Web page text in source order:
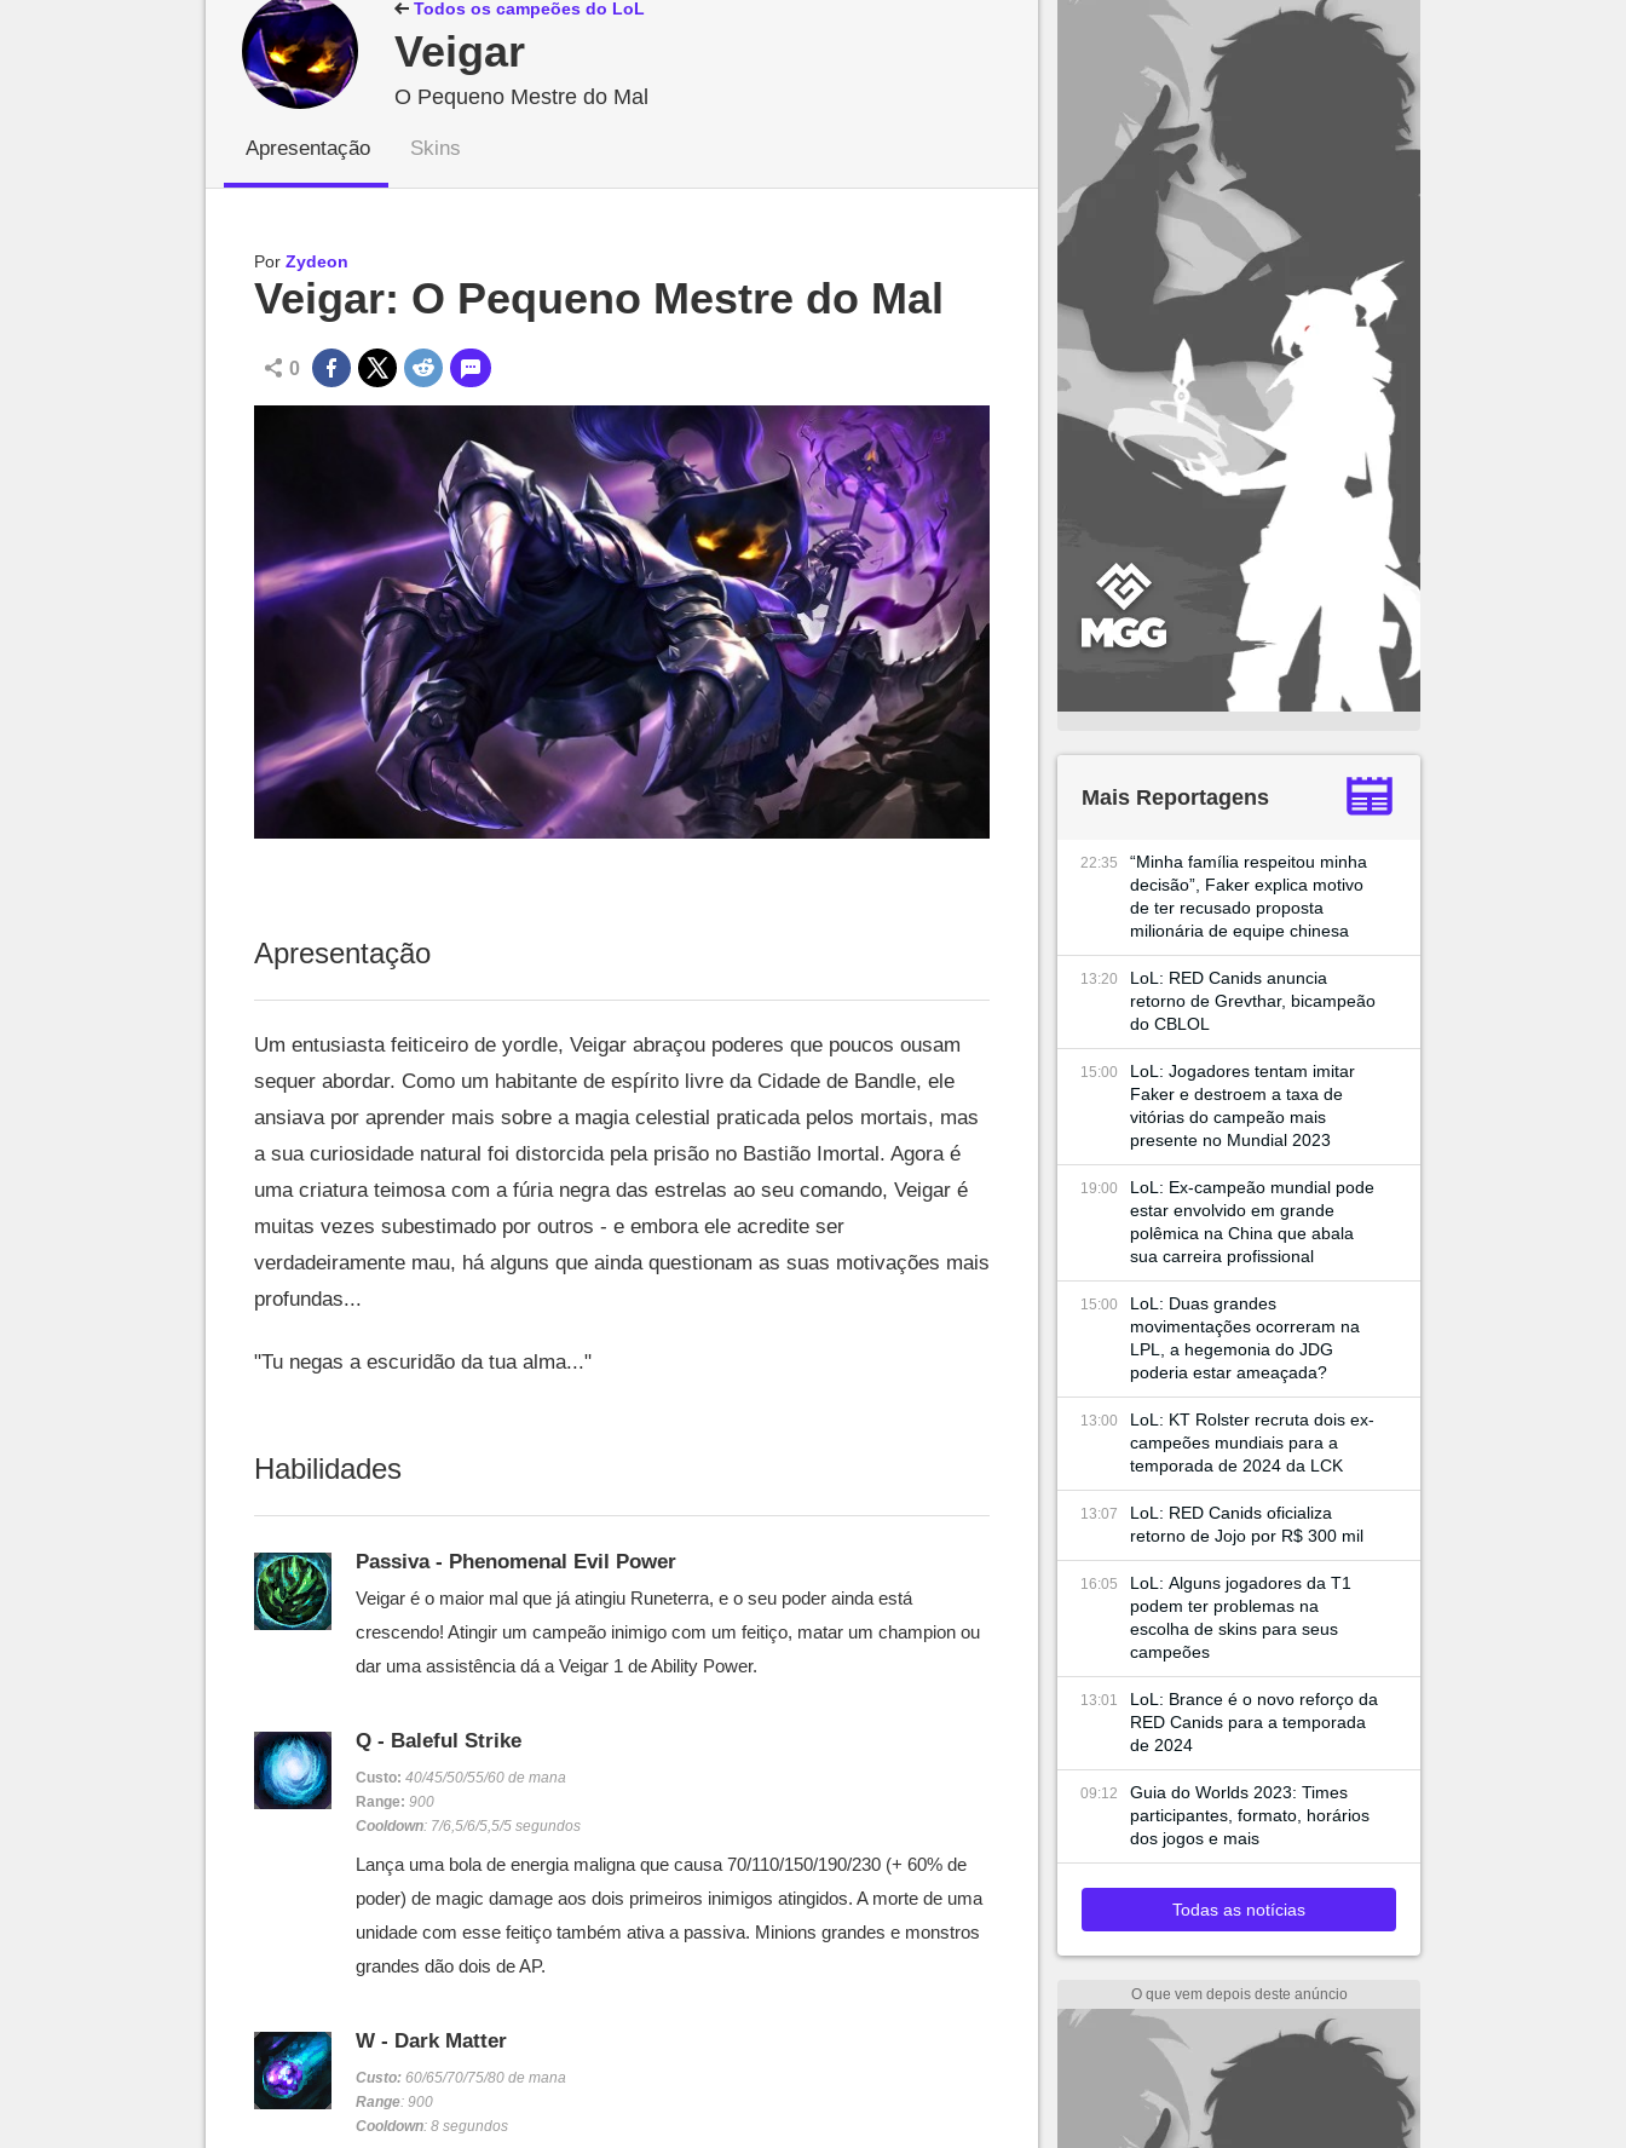
Millenium Todos os campeões do LoL
Veigar
O Pequeno Mestre do Mal
Apresentação Skins
Por Zydeon
Veigar: O Pequeno Mestre do Mal
0
Apresentação
Um entusiasta feiticeiro de yordle, Veigar abraçou poderes que poucos ousam
sequer abordar. Como um habitante de espírito livre da Cidade de Bandle, ele
ansiava por aprender mais sobre a magia celestial praticada pelos mortais, mas
a sua curiosidade natural foi distorcida pela prisão no Bastião Imortal. Agora é
uma criatura teimosa com a fúria negra das estrelas ao seu comando, Veigar é
muitas vezes subestimado por outros - e embora ele acredite ser
verdadeiramente mau, há alguns que ainda questionam as suas motivações mais
profundas...
"Tu negas a escuridão da tua alma..."
Habilidades
Passiva - Phenomenal Evil Power
Veigar é o maior mal que já atingiu Runeterra, e o seu poder ainda está
crescendo! Atingir um campeão inimigo com um feitiço, matar um champion ou
dar uma assistência dá a Veigar 1 de Ability Power.
Q - Baleful Strike
Custo: 40/45/50/55/60 de mana
Range: 900
Cooldown: 7/6,5/6/5,5/5 segundos
Lança uma bola de energia maligna que causa 70/110/150/190/230 (+ 60% de
poder) de magic damage aos dois primeiros inimigos atingidos. A morte de uma
unidade com esse feitiço também ativa a passiva. Minions grandes e monstros
grandes dão dois de AP.
W - Dark Matter
Custo: 60/65/70/75/80 de mana
Range: 900
Cooldown: 8 segundos
Mais Reportagens
22:35
“Minha família respeitou minha
decisão”, Faker explica motivo
de ter recusado proposta
milionária de equipe chinesa
13:20
LoL: RED Canids anuncia
retorno de Grevthar, bicampeão
do CBLOL
15:00
LoL: Jogadores tentam imitar
Faker e destroem a taxa de
vitórias do campeão mais
presente no Mundial 2023
19:00
LoL: Ex-campeão mundial pode
estar envolvido em grande
polêmica na China que abala
sua carreira profissional
15:00
LoL: Duas grandes
movimentações ocorreram na
LPL, a hegemonia do JDG
poderia estar ameaçada?
13:00
LoL: KT Rolster recruta dois ex-
campeões mundiais para a
temporada de 2024 da LCK
13:07
LoL: RED Canids oficializa
retorno de Jojo por R$ 300 mil
16:05
LoL: Alguns jogadores da T1
podem ter problemas na
escolha de skins para seus
campeões
13:01
LoL: Brance é o novo reforço da
RED Canids para a temporada
de 2024
09:12
Guia do Worlds 2023: Times
participantes, formato, horários
dos jogos e mais
Todas as notícias